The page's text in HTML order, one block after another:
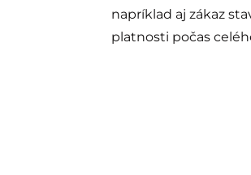
napríklad aj zákaz
platnosti počas